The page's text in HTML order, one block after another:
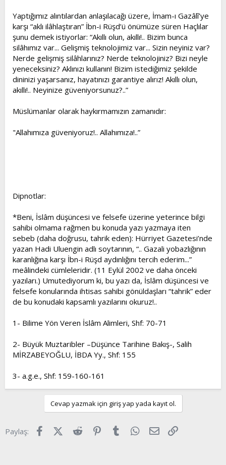
Yaptığımız alıntılardan anlaşılacağı üzere, İmam-ı Gazâlî’ye
karşı “aklı ilâhlaştıran” İbn-i Rüşd’ü önümüze süren Haçlılar
şunu demek istiyorlar: “Akıllı olun, akıllı!.. Bizim bunca
silâhımız var... Gelişmiş teknolojimiz var... Sizin neyiniz var?
Nerde gelişmiş silâhlarınız? Nerde teknolojiniz? Bizi neyle
yeneceksiniz? Aklınızı kullanın! Bizim istediğimiz şekilde
dininizi yaşarsanız, hayatınızı garantiye alırız! Akıllı olun,
akıllı!.. Neyinize güveniyorsunuz?..”
Müslümanlar olarak haykırmamızın zamanıdır:
"Allahımıza güveniyoruz!.. Allahımıza!..”
Dipnotlar:
*Beni, İslâm düşüncesi ve felsefe üzerine yeterince bilgi
sahibi olmama rağmen bu konuda yazı yazmaya iten
sebeb (daha doğrusu, tahrik eden): Hürriyet Gazetesi’nde
yazan Hadi Uluengin adlı soytarının, “.. Gazali yobazlığının
karanlığına karşı İbn-i Rüşd aydınlığını tercih ederim...”
meâlindeki cümleleridir. (11 Eylül 2002 ve daha önceki
yazıları.) Umutediyorum ki, bu yazı da, İslâm düşüncesi ve
felsefe konularında ihtisas sahibi gönüldaşları “tahrik” eder
de bu konudaki kapsamlı yazılarını okuruz!..
1- Bilime Yön Veren İslâm Alimleri, Shf: 70-71
2- Büyük Muztaribler –Düşünce Tarihine Bakış-, Salih
MİRZABEYOĞLU, İBDA Yy., Shf: 155
3- a.g.e., Shf: 159-160-161
Cevap yazmak için giriş yap yada kayıt ol.
Paylaş: FacebookX (Twitter)
Reddit Pinterest
Tumblr WhatsApp
E-posta